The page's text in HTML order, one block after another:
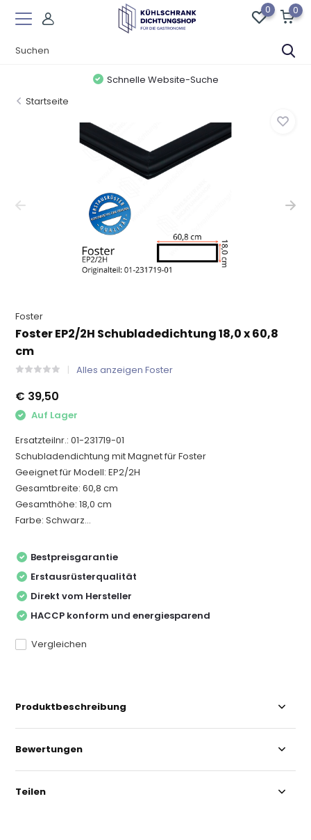
0 0
Schnelle Website-Suche
Startseite
Foster
Foster EP2/2H Schubladedichtung 18,0 x 60,8
cm
Alles anzeigen Foster
€ 39,50
Auf Lager
Ersatzteilnr.: 01-231719-01
Schubladendichtung mit Magnet für Foster
Geeignet für Modell: EP2/2H
Gesamtbreite: 60,8 cm
Gesamthöhe: 18,0 cm
Farbe: Schwarz...
Bestpreisgarantie
Erstausrüsterqualität
Direkt vom Hersteller
HACCP konform und energiesparend
Vergleichen
Produktbeschreibung
Bewertungen
Teilen